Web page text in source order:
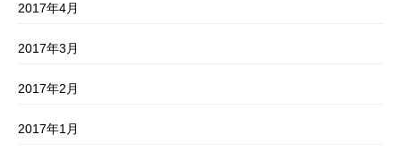
2017年4月
2017年3月
2017年2月
2017年1月